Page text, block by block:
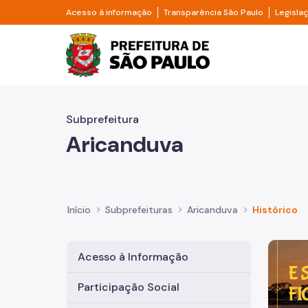
Pular para o Conteúdo principal
Acesso à informação Divisor de acesso à informação
Transparência São Paulo Divisor
Prefeitura de São
Subprefeitura
Aricanduva
Início Subprefeituras Aricanduva Histórico
Acesso à Informação
Participação Social